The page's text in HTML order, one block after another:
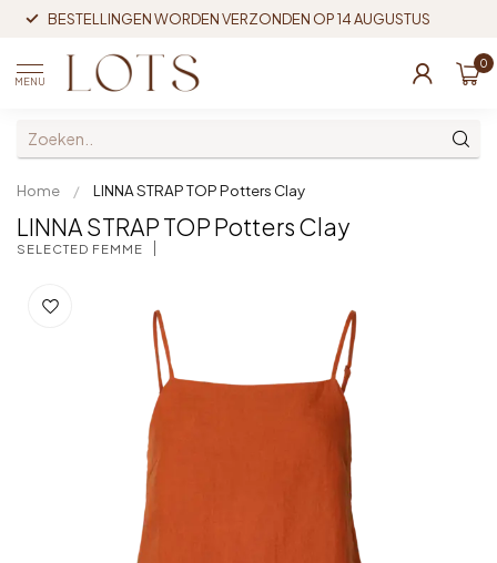
BESTELLINGEN WORDEN VERZONDEN OP 14 AUGUSTUS
MENU
0
Home / LINNA STRAP TOP Potters Clay
LINNA STRAP TOP Potters Clay
SELECTED FEMME